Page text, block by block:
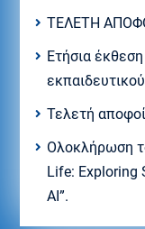
ΤΕΛΕΤΗ
Ετήσια
Τελετή
Ολοκλήρωση
Life: Exploring
AI”.